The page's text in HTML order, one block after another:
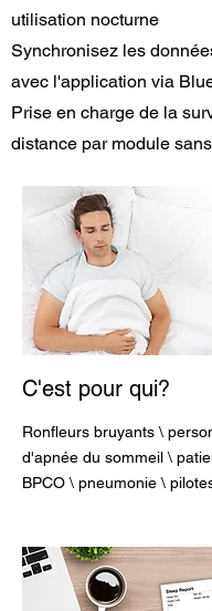
utilisation nocturne
Synchronisez les
avec l'application via
Prise en charge de la
distance par module
C'est pour qui?
Ronfleurs bruyants \
d'apnée du sommeil \
BPCO \ pneumonie \